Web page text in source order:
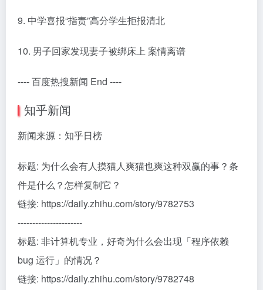
9. 中学喜报“指责”高分学生拒报清北
10. 男子回家发现妻子被绑床上 案情离谱
---- 百度热搜新闻 End ----
知乎新闻
新闻来源：知乎日榜
标题: 为什么会有人摸猫人爽猫也爽这种双赢的事？条
件是什么？怎样复制它？
链接: https://daily.zhihu.com/story/9782753
----------------------
标题: 非计算机专业，好奇为什么会出现「程序依赖
bug 运行」的情况？
链接: https://daily.zhihu.com/story/9782748